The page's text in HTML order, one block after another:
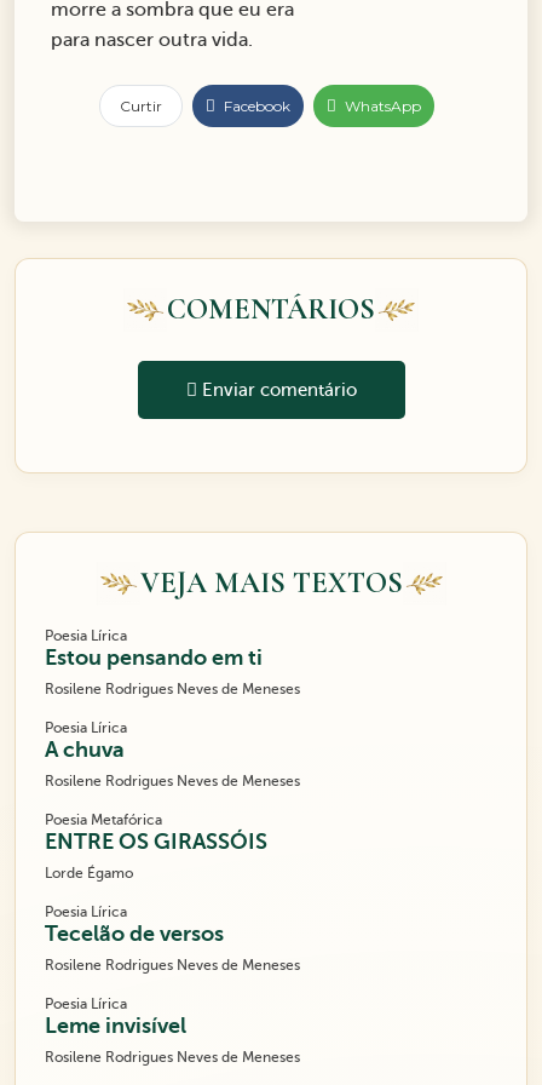
morre a sombra que eu era
para nascer outra vida.
Curtir Facebook WhatsApp
COMENTÁRIOS
Enviar comentário
VEJA MAIS TEXTOS
Poesia Lírica
Estou pensando em ti
Rosilene Rodrigues Neves de Meneses
Poesia Lírica
A chuva
Rosilene Rodrigues Neves de Meneses
Poesia Metafórica
ENTRE OS GIRASSÓIS
Lorde Égamo
Poesia Lírica
Tecelão de versos
Rosilene Rodrigues Neves de Meneses
Poesia Lírica
Leme invisível
Rosilene Rodrigues Neves de Meneses